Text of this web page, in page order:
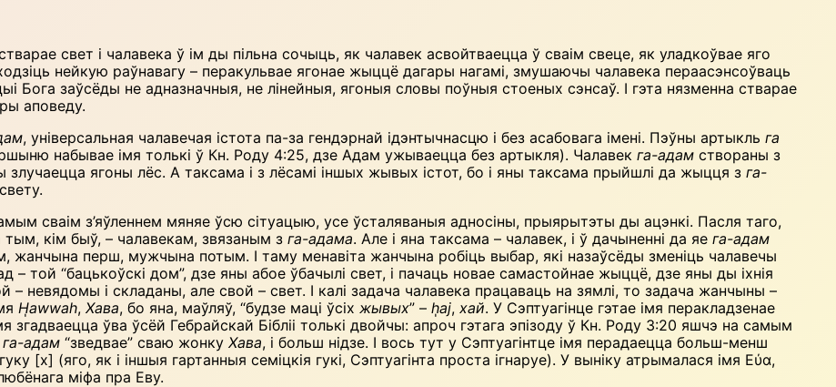
свет і чалавека ў ім ды пільна сочыць, як чалавек асвойтваецца ў сваім свеце, як уладкоўвае яго
нейкую раўнавагу – перакульвае ягонае жыццё дагары нагамі, змушаючы чалавека пераасэнсоўваць
Бога заўсёды не адназначныя, не лінейныя, ягоныя словы поўныя стоеных сэнсаў. І гэта нязменна стварае
аповеду.
, універсальная чалавечая істота па-за гендэрнай ідэнтычнасцю і без асабовага імені. Пэўны артыкль га
набывае імя толькі ў Кн. Роду 4:25, дзе Адам ужываецца без артыкля). Чалавек га-адам створаны з
злучаецца ягоны лёс. А таксама і з лёсамі іншых жывых істот, бо і яны таксама прыйшлі да жыцця з га-
сваім з’яўленнем мяняе ўсю сітуацыю, усе ўсталяваныя адносіны, прыярытэты ды ацэнкі. Пасля таго,
тым, кім быў, – чалавекам, звязаным з га-адама. Але і яна таксама – чалавек, і ў дачыненні да яе га-адам
жанчына перш, мужчына потым. І таму менавіта жанчына робіць выбар, які назаўсёды зменіць чалавечы
– той “бацькоўскі дом”, дзе яны абое ўбачылі свет, і пачаць новае самастойнае жыццё, дзе яны ды іхнія
невядомы і складаны, але свой – свет. І калі задача чалавека працаваць на зямлі, то задача жанчыны –
Hawwah, Хава, бо яна, маўляў, “будзе маці ўсіх жывых” – haj, хай. У Сэптуагінце гэтае імя перакладзенае
згадваецца ўва ўсёй Гебрайскай Бібліі толькі двойчы: апроч гэтага эпізоду ў Кн. Роду 3:20 яшчэ на самым
га-адам “зведвае” сваю жонку Хава, і больш нідзе. І вось тут у Сэптуагінтце імя перадаецца больш-менш
[х] (яго, як і іншыя гартанныя семіцкія гукі, Сэптуагінта проста ігнаруе). У выніку атрымалася імя Εύα,
міфа пра Еву.